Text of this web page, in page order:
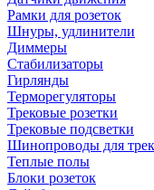
Рамки для розеток
Шнуры, удлинители
Диммеры
Стабилизаторы
Гирлянды
Терморегуляторы
Трековые розетки
Трековые подсветки
Шинопроводы для
Теплые полы
Блоки розеток